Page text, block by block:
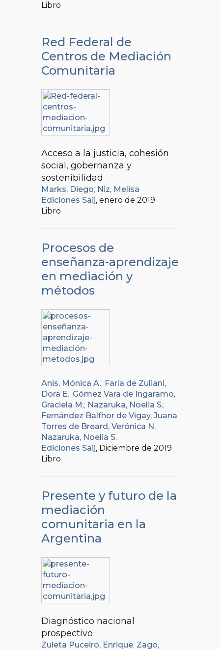
Libro
Red Federal de
Centros de Mediación
Comunitaria
Acceso a la justicia, cohesión
social, gobernanza y
sostenibilidad
Marks, Diego; Niz, Melisa
Ediciones Saij, enero de 2019
Libro
Procesos de
enseñanza-aprendizaje
en mediación y
métodos
Anis, Mónica A.; Faría de Zuliani,
Dora E.; Gómez Vara de Ingaramo,
Graciela M.; Nazaruka, Noelia S.;
Fernández Balfhor de Vigay, Juana
Torres de Breard, Verónica N.
Nazaruka, Noelia S.
Ediciones Saij, Diciembre de 2019
Libro
Presente y futuro de la
mediación
comunitaria en la
Argentina
Diagnóstico nacional
prospectivo
Zuleta Puceiro, Enrique; Zago,